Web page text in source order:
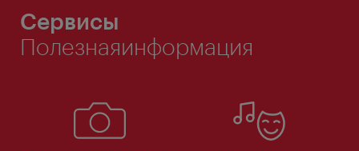
Сервисы
Полезнаяинформация